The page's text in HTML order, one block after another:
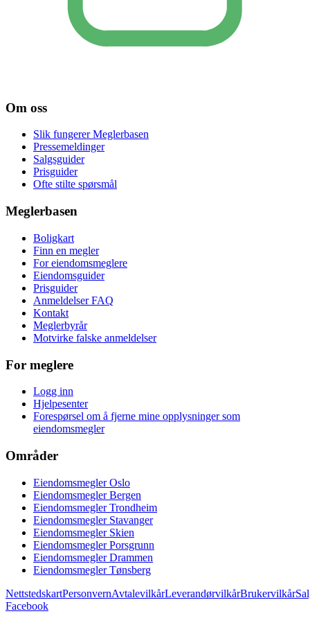
Om oss
Slik fungerer Meglerbasen
Pressemeldinger
Salgsguider
Prisguider
Ofte stilte spørsmål
Meglerbasen
Boligkart
Finn en megler
For eiendomsmeglere
Eiendomsguider
Prisguider
Anmeldelser FAQ
Kontakt
Meglerbyrår
Motvirke falske anmeldelser
For meglere
Logg inn
Hjelpesenter
Forespørsel om å fjerne mine opplysninger som
eiendomsmegler
Områder
Eiendomsmegler Oslo
Eiendomsmegler Bergen
Eiendomsmegler Trondheim
Eiendomsmegler Stavanger
Eiendomsmegler Skien
Eiendomsmegler Porsgrunn
Eiendomsmegler Drammen
Eiendomsmegler Tønsberg
NettstedskartPersonvernAvtalevilkårLeverandørvilkårBrukervilkår
Facebook